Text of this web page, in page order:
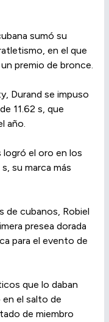
sumó su
en el que
premio de bronce.
Durand se impuso
11.62 s, que
año.
logró el oro en los
su marca más
de cubanos, Robiel
presea dorada
para el evento de
que lo daban
el salto de
de miembro